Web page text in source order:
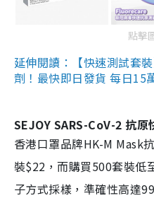
點擊
延伸閱讀：【快速測試套
劑！最快即日發貨 每日15
SEJOY SARS-CoV-2 抗原
香港口罩品牌HK-M Mask
裝$22，而購買500套裝低
子方式採樣，準確性高達